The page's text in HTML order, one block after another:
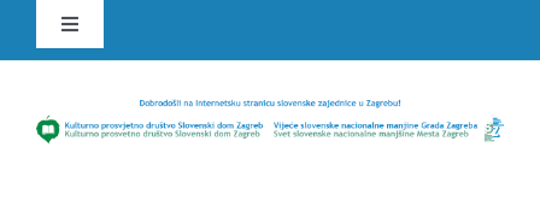
content
Toggle
Navigation